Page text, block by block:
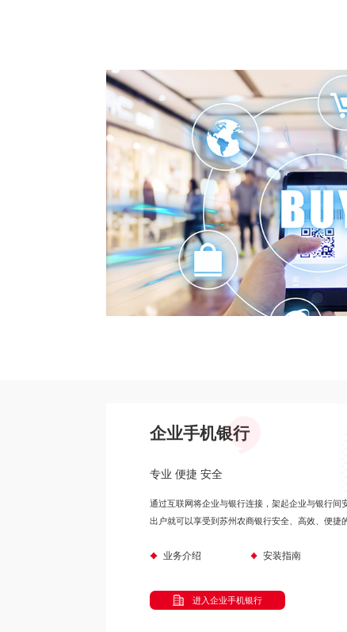
企业手机银行
专业 便捷 安全
通过互联网将企业与银行连接，架起企业与银行间
出户就可以享受到苏州农商银行安全、高效、便捷
业务介绍 安装指南
进入企业手机银行